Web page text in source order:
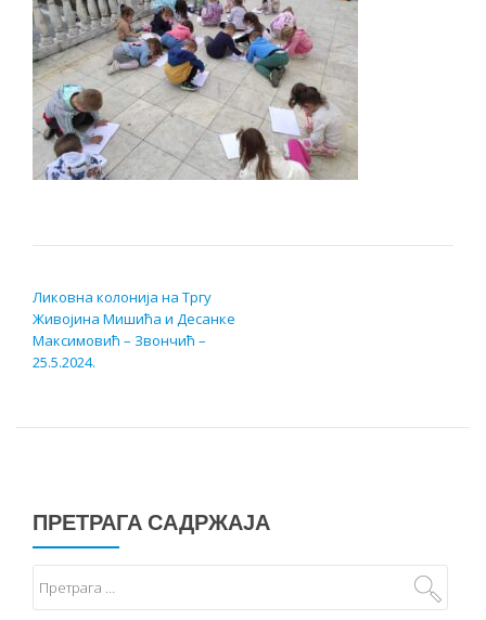
Ликовна колонија на Тргу
Живојина Мишића и Десанке
Максимовић – Звончић –
25.5.2024.
ПРЕТРАГА САДРЖАЈА